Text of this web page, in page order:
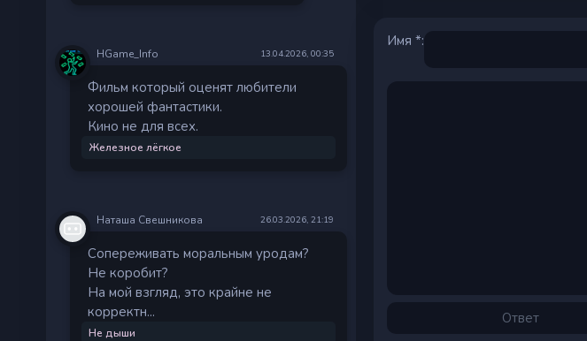
HGame_Info 13.04.2026, 00:35
Фильм который оценят любители
хорошей фантастики.
Кино не для всех.
Железное лёгкое
Наташа Свешникова 26.03.2026, 21:19
Сопереживать моральным уродам?
Не коробит?
На мой взгляд, это крайне не
корректн...
Не дыши
Имя *: